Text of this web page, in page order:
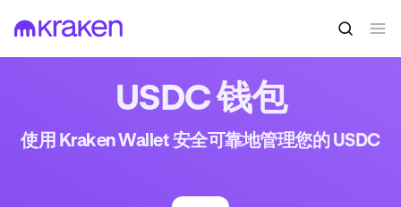
USDC 钱包
使用 Kraken Wallet 安全可靠地管理您的 USDC